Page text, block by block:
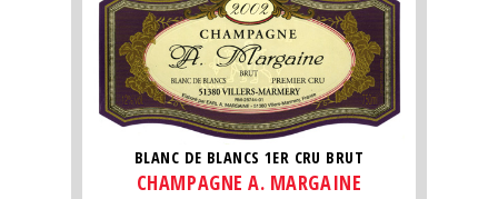
BLANC DE BLANCS 1ER CRU BRUT
CHAMPAGNE A. MARGAINE